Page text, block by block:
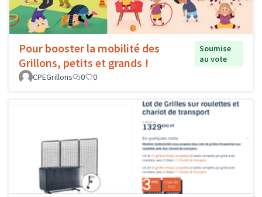
Pour booster la mobilité des
Grillons, petits et grands !
Soumise
au vote
CPEGrillons
0 0